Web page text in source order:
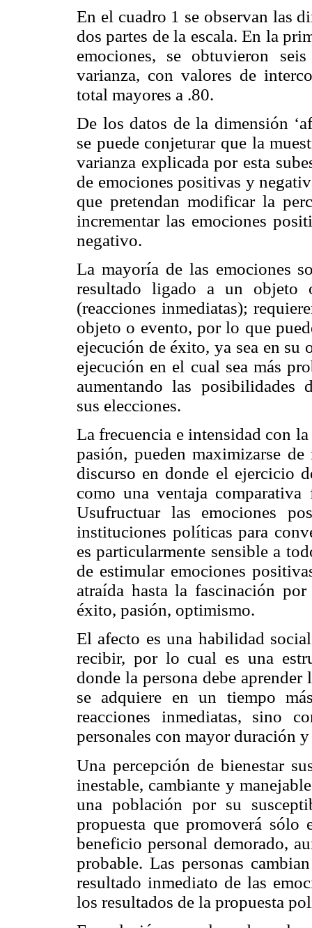
En el cuadro 1 se observan las
dos partes de la escala. En la
emociones, se obtuvieron
varianza, con valores de
total mayores a .80.
De los datos de la dimensión
se puede conjeturar que la
varianza explicada por esta
de emociones positivas y
que pretendan modificar la
incrementar las emociones
negativo.
La mayoría de las emociones
resultado ligado a un objeto
(reacciones inmediatas);
objeto o evento, por lo que
ejecución de éxito, ya sea en
ejecución en el cual sea más
aumentando las posibilidades
sus elecciones.
La frecuencia e intensidad con
pasión, pueden maximizarse
discurso en donde el ejercicio
como una ventaja
Usufructuar las emociones
instituciones políticas para
es particularmente sensible a
de estimular emociones
atraída hasta la fascinación
éxito, pasión, optimismo.
El afecto es una habilidad
recibir, por lo cual es una
donde la persona debe
se adquiere en un tiempo
reacciones inmediatas, sino
personales con mayor duración
Una percepción de bienestar
inestable, cambiante y
una población por su
propuesta que promoverá sólo
beneficio personal demorado,
probable. Las personas
resultado inmediato de las
los resultados de la propuesta